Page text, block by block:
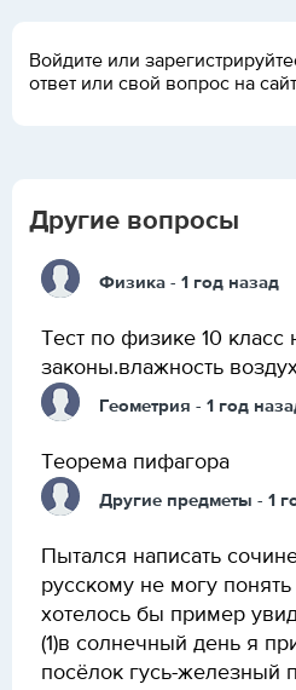
Войдите или
ответ или свой вопрос на сайт
Другие вопросы
Физика - 1 год назад
Тест по физике 10 класс
законы.влажность
Геометрия - 1 год
Теорема пифагора
Другие предметы - 1
Пытался написать
русскому не могу понять
хотелось бы пример
(1)в солнечный день я
посёлок гусь-железный